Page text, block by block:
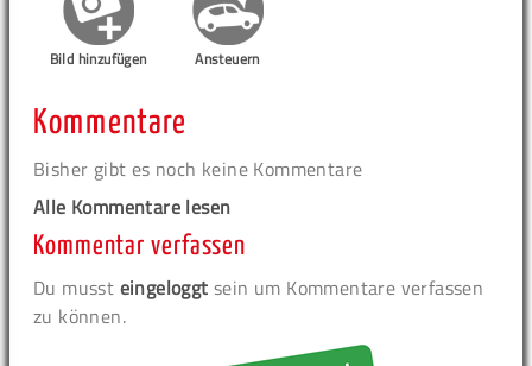
Bild hinzufügen Ansteuern
Kommentare
Bisher gibt es noch keine Kommentare
Alle Kommentare lesen
Kommentar verfassen
Du musst eingeloggt sein um Kommentare verfassen
zu können.